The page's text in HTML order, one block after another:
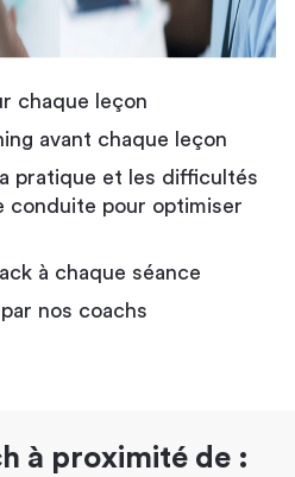
chaque leçon
avant chaque leçon
pratique et les difficultés
conduite pour optimiser
à chaque séance
nos coachs
à proximité de :